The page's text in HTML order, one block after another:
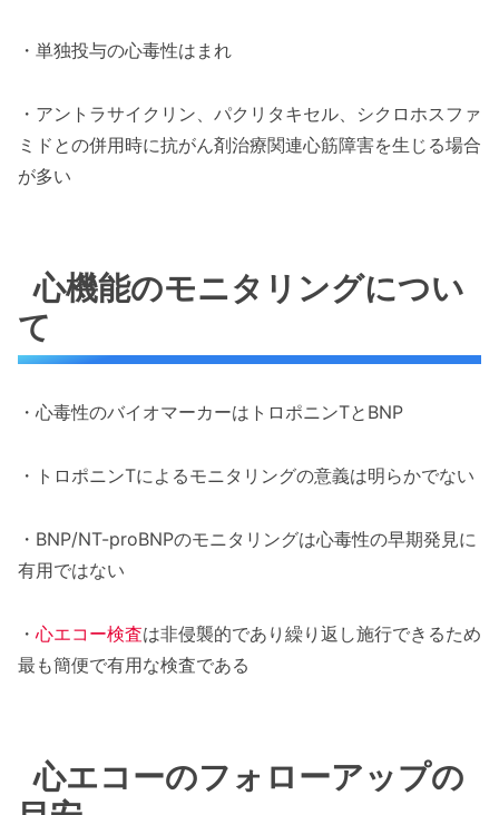
・単独投与の心毒性はまれ
・アントラサイクリン、パクリタキセル、シクロホスファ
ミドとの併用時に抗がん剤治療関連心筋障害を生じる場合
が多い
心機能のモニタリングについ
て
・心毒性のバイオマーカーはトロポニンTとBNP
・トロポニンTによるモニタリングの意義は明らかでない
・BNP/NT-proBNPのモニタリングは心毒性の早期発見に
有用ではない
・ 心エコー検査は非侵襲的であり繰り返し施行できるため
最も簡便で有用な検査である
心エコーのフォローアップの